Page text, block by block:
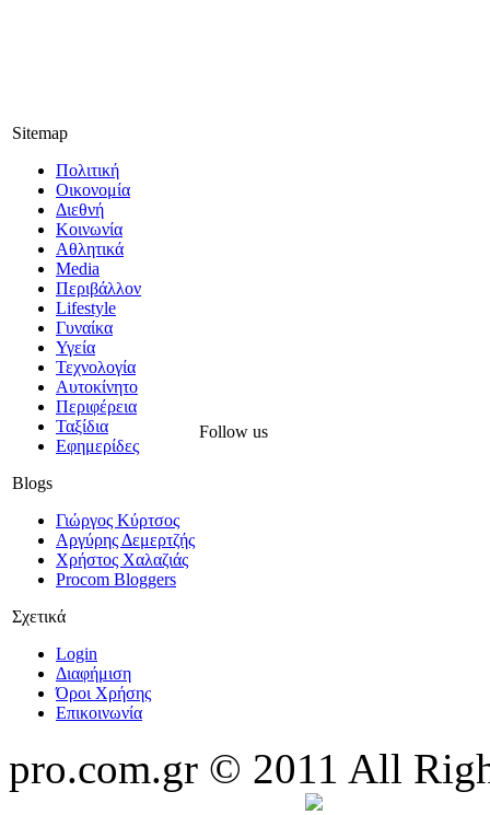
Sitemap
Πολιτική
Οικονομία
Διεθνή
Κοινωνία
Αθλητικά
Media
Περιβάλλον
Lifestyle
Γυναίκα
Υγεία
Τεχνολογία
Αυτοκίνητο
Περιφέρεια
Ταξίδια
Εφημερίδες
Blogs
Γιώργος Κύρτσος
Αργύρης Δεμερτζής
Χρήστος Χαλαζιάς
Procom Bloggers
Σχετικά
Login
Διαφήμιση
Όροι Χρήσης
Επικοινωνία
Follow us
pro.com.gr © 2011 All